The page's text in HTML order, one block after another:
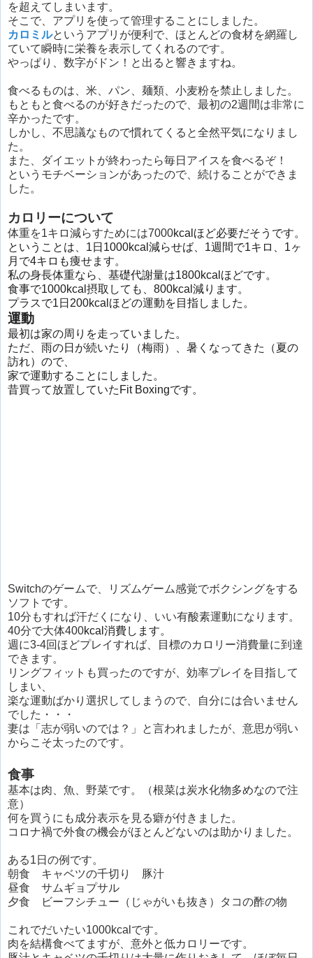
を超えてしまいます。
そこで、アプリを使って管理することにしました。
カロミルというアプリが便利で、ほとんどの食材を網羅し
ていて瞬時に栄養を表示してくれるのです。
やっぱり、数字がドン！と出ると響きますね。
食べるものは、米、パン、麺類、小麦粉を禁止しました。
もともと食べるのが好きだったので、最初の2週間は非常に
辛かったです。
しかし、不思議なもので慣れてくると全然平気になりまし
た。
また、ダイエットが終わったら毎日アイスを食べるぞ！
というモチベーションがあったので、続けることができま
した。
カロリーについて
体重を1キロ減らすためには7000kcalほど必要だそうです。
ということは、1日1000kcal減らせば、1週間で1キロ、1ヶ
月で4キロも痩せます。
私の身長体重なら、基礎代謝量は1800kcal ほどです。
食事で1000kcal摂取しても、800kcal 減ります。
プラスで1日200kcalほどの運動を目指しました。
運動
最初は家の周りを走っていました。
ただ、雨の日が続いたり（梅雨）、暑くなってきた（夏の
訪れ）ので、
家で運動することにしました。
昔買って放置していたFit Boxingです。
Switchのゲームで、リズムゲーム感覚でボクシングをする
ソフトです。
10分もすれば汗だくになり、いい有酸素運動になります。
40分で大体400kcal消費します。
週に3-4回ほどプレイすれば、目標のカロリー消費量に到達
できます。
リングフィットも買ったのですが、効率プレイを目指して
しまい、
楽な運動ばかり選択してしまうので、自分には合いません
でした・・・
妻は「志が弱いのでは？」と言われましたが、意思が弱い
からこそ太ったのです。
食事
基本は肉、魚、野菜です。（根菜は炭水化物多めなので注
意）
何を買うにも成分表示を見る癖が付きました。
コロナ禍で外食の機会がほとんどないのは助かりました。
ある1日の例です。
朝食 キャベツの千切り 豚汁
昼食 サムギョプサル
夕食 ビーフシチュー（じゃがいも抜き）タコの酢の物
これでだいたい1000kcalです。
肉を結構食べてますが、意外と低カロリーです。